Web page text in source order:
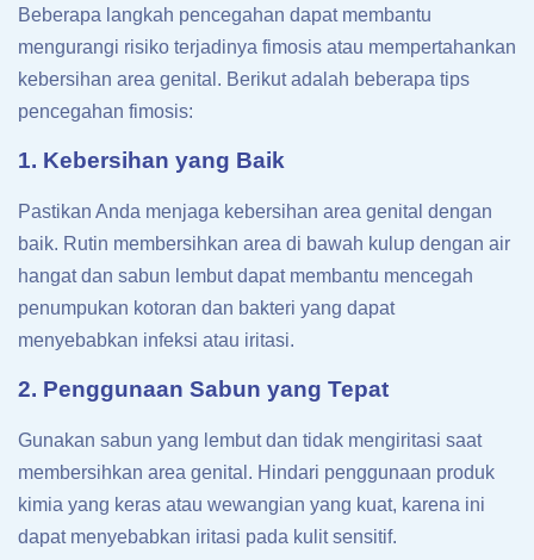
Beberapa langkah pencegahan dapat membantu
mengurangi risiko terjadinya fimosis atau mempertahankan
kebersihan area genital. Berikut adalah beberapa tips
pencegahan fimosis:
1. Kebersihan yang Baik
Pastikan Anda menjaga kebersihan area genital dengan
baik. Rutin membersihkan area di bawah kulup dengan air
hangat dan sabun lembut dapat membantu mencegah
penumpukan kotoran dan bakteri yang dapat
menyebabkan infeksi atau iritasi.
2. Penggunaan Sabun yang Tepat
Gunakan sabun yang lembut dan tidak mengiritasi saat
membersihkan area genital. Hindari penggunaan produk
kimia yang keras atau wewangian yang kuat, karena ini
dapat menyebabkan iritasi pada kulit sensitif.